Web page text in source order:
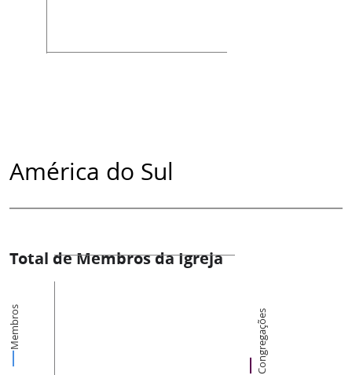
América do Sul
Total de Membros da Igreja
Membros Congregações